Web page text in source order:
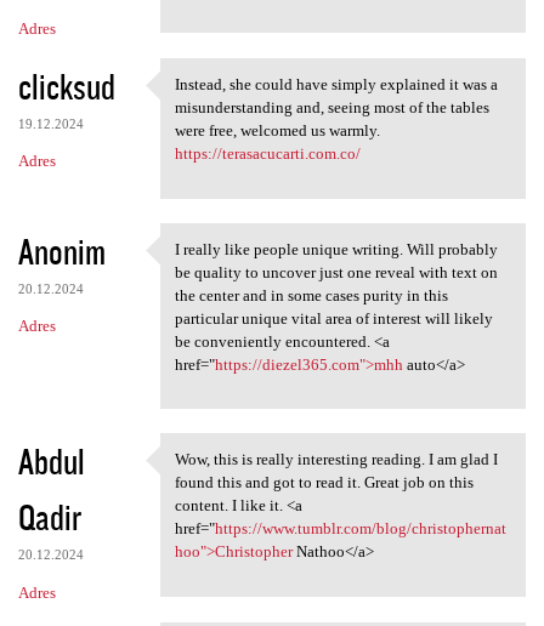
Adres
clicksud
19.12.2024
Adres
Instead, she could have
Instead, she could have simply explained it was a
misunderstanding and, seeing most of the tables
were free, welcomed us warmly.
https://terasacucarti.com.co/
Anonim
20.12.2024
Adres
I really like people unique
I really like people unique writing. Will probably
be quality to uncover just one reveal with text on
the center and in some cases purity in this
particular unique vital area of interest will likely
be conveniently encountered. <a
href="https://diezel365.com">mhh auto</a>
Abdul
Qadir
20.12.2024
Adres
Wow, this is really
Wow, this is really interesting reading. I am glad I
found this and got to read it. Great job on this
content. I like it. <a
href="https://www.tumblr.com/blog/christophernat
hoo">ChristopherNathoo</a>